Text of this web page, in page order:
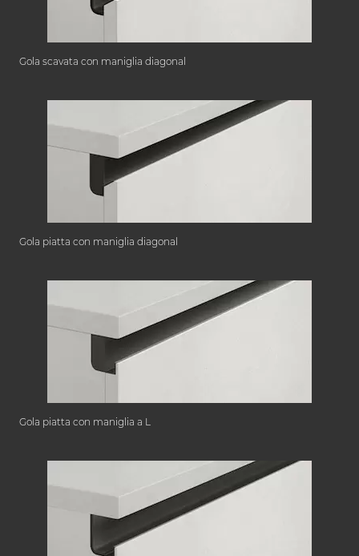
Gola scavata con maniglia diagonal
Gola piatta con maniglia diagonal
Gola piatta con maniglia a L